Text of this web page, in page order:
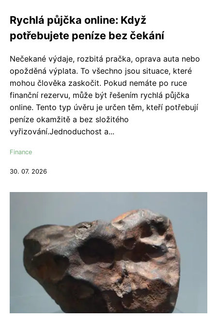
Rychlá půjčka online: Když
potřebujete peníze bez čekání
Nečekané výdaje, rozbitá pračka, oprava auta nebo
opožděná výplata. To všechno jsou situace, které
mohou člověka zaskočit. Pokud nemáte po ruce
finanční rezervu, může být řešením rychlá půjčka
online. Tento typ úvěru je určen těm, kteří potřebují
peníze okamžitě a bez složitého
vyřizování.Jednoduchost a...
Finance
30. 07. 2026